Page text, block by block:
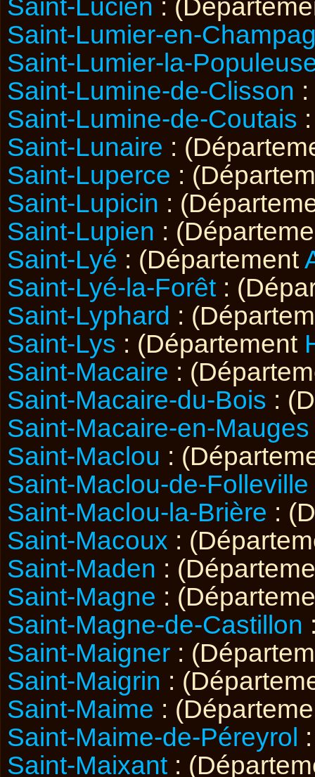
Saint-Lucien :
Saint-Lumier-en-
Saint-Lumier-la-
Saint-Lumine-de-Clisson
Saint-Lumine-de-Coutais
Saint-Lunaire :
Saint-Luperce :
Saint-Lupicin :
Saint-Lupien :
Saint-Lyé : (Département
Saint-Lyé-la-Forêt :
Saint-Lyphard :
Saint-Lys : (Département
Saint-Macaire :
Saint-Macaire-du-Bois :
Saint-Macaire-en-Mauges
Saint-Maclou :
Saint-Maclou-de-Folleville
Saint-Maclou-la-Brière :
Saint-Macoux :
Saint-Maden :
Saint-Magne :
Saint-Magne-de-Castillon
Saint-Maigner :
Saint-Maigrin :
Saint-Maime :
Saint-Maime-de-Péreyrol
Saint-Maixant :